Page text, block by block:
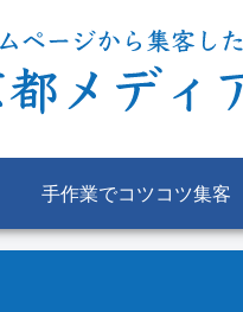
手作業でコツコツ集客